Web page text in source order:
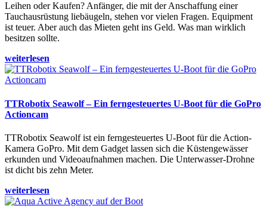
Leihen oder Kaufen? Anfänger, die mit der Anschaffung einer
Tauchausrüstung liebäugeln, stehen vor vielen Fragen. Equipment
ist teuer. Aber auch das Mieten geht ins Geld. Was man wirklich
besitzen sollte.
weiterlesen
TTRobotix Seawolf – Ein ferngesteuertes U-Boot für die GoPro
Actioncam
TTRobotix Seawolf ist ein ferngesteuertes U-Boot für die Action-
Kamera GoPro. Mit dem Gadget lassen sich die Küstengewässer
erkunden und Videoaufnahmen machen. Die Unterwasser-Drohne
ist dicht bis zehn Meter.
weiterlesen